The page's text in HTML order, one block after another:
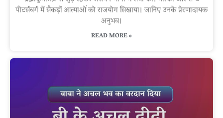
पीटर्सबर्ग में सैकड़ों आत्माओं को राजयोग सिखाया। जानिए उनके प्रेरणादायक
अनुभव।
READ MORE »